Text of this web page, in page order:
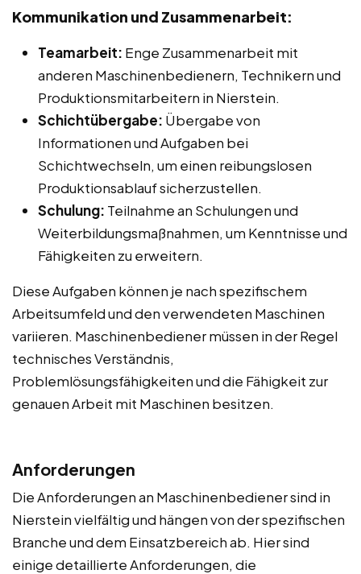
Kommunikation und Zusammenarbeit:
Teamarbeit: Enge Zusammenarbeit mit
anderen Maschinenbedienern, Technikern und
Produktionsmitarbeitern in Nierstein.
Schichtübergabe: Übergabe von
Informationen und Aufgaben bei
Schichtwechseln, um einen reibungslosen
Produktionsablauf sicherzustellen.
Schulung: Teilnahme an Schulungen und
Weiterbildungsmaßnahmen, um Kenntnisse und
Fähigkeiten zu erweitern.
Diese Aufgaben können je nach spezifischem
Arbeitsumfeld und den verwendeten Maschinen
variieren. Maschinenbediener müssen in der Regel
technisches Verständnis,
Problemlösungsfähigkeiten und die Fähigkeit zur
genauen Arbeit mit Maschinen besitzen.
Anforderungen
Die Anforderungen an Maschinenbediener sind in
Nierstein vielfältig und hängen von der spezifischen
Branche und dem Einsatzbereich ab. Hier sind
einige detaillierte Anforderungen, die